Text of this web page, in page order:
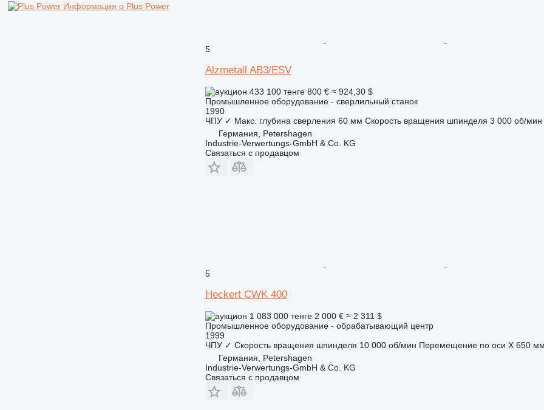
Информация о Plus Power
5
Alzmetall AB3/ESV
433 100 тенге 800 € ≈ 924,30 $
Промышленное оборудование - сверлильный станок
1990
ЧПУ ✓ Макс. глубина сверления 60 мм Скорость вращения шпинделя 3 000 об/мин
Германия, Petershagen
Industrie-Verwertungs-GmbH & Co. KG
Связаться с продавцом
5
Heckert CWK 400
1 083 000 тенге 2 000 € ≈ 2 311 $
Промышленное оборудование - обрабатывающий центр
1999
ЧПУ ✓ Скорость вращения шпинделя 10 000 об/мин Перемещение по оси X 650 мм
Германия, Petershagen
Industrie-Verwertungs-GmbH & Co. KG
Связаться с продавцом